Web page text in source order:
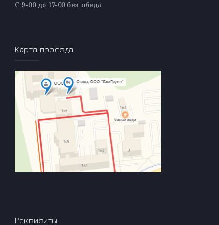
С 9-00 до 17-00 без обеда
Карта проезда
Реквизиты